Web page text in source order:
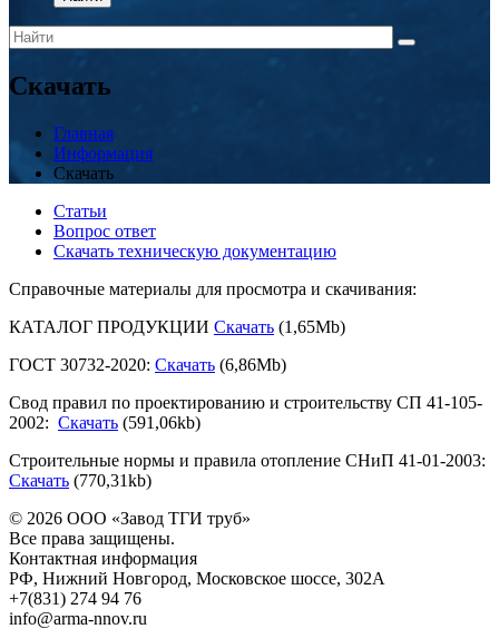
Скачать
Главная
Информация
Скачать
Статьи
Вопрос ответ
Скачать техническую документацию
Справочные материалы для просмотра и скачивания:
КАТАЛОГ ПРОДУКЦИИ Скачать (1,65Mb)
ГОСТ 30732-2020: Скачать (6,86Mb)
Свод правил по проектированию и строительству СП 41-105-
2002: Скачать (591,06kb)
Строительные нормы и правила отопление СНиП 41-01-2003:
Скачать (770,31kb)
© 2026 ООО «Завод ТГИ труб»
Все права защищены.
Контактная информация
РФ, Нижний Новгород, Московское шоссе, 302А
+7(831) 274 94 76
info@arma-nnov.ru